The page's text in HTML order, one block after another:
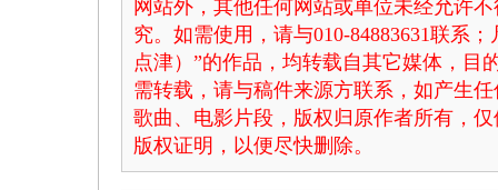
网站外，其他任何网站或单位未经允许
究。如需使用，请与010-84883631联系
点津）”的作品，均转载自其它媒体，目
需转载，请与稿件来源方联系，如产生
歌曲、电影片段，版权归原作者所有，
版权证明，以便尽快删除。